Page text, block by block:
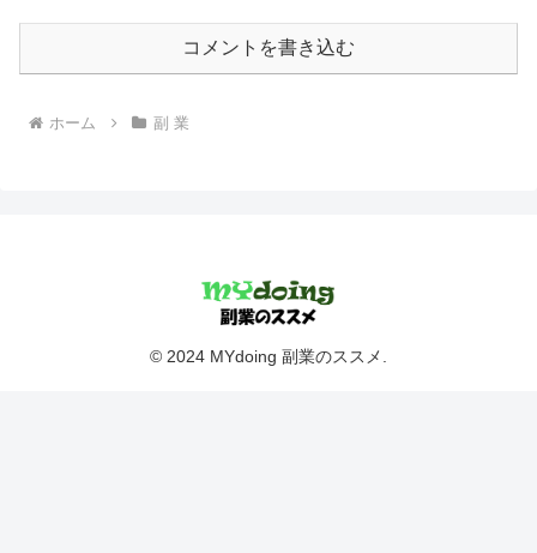
コメントを書き込む
ホーム 副 業
© 2024 MYdoing 副業のススメ.